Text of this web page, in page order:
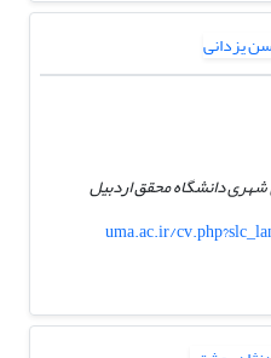
شهری دانشگاه محقق اردبیل
uma.ac.ir/